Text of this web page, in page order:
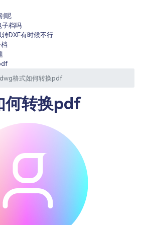
：4000-300624
查看更多 >
呢
子档吗
转DXF有时候不行
dwg格式如何转换pdf
何转换pdf